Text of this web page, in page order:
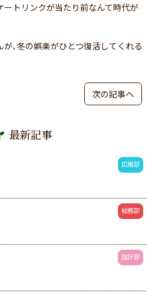
ートリンクが当たり前なんて時代が
､冬の娯楽がひとつ復活してくれる
次の記事へ
最新記事
広報部
総務部
設計部